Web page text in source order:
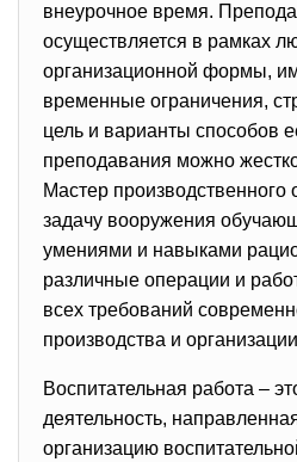
внеурочное время.
осуществляется в рамках
организационной формы,
временные ограничения,
цель и варианты способов
преподавания можно
Мастер производственного
задачу вооружения
умениями и навыками
различные операции и
всех требований
производства и
Воспитательная работа –
деятельность,
организацию